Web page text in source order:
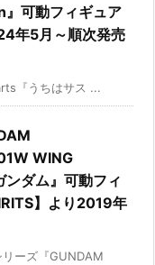
可動フィギュア
年5月～順次発売
『うちはサス ...
WING
ダム』可動フィ
】より2019年
ーズ『GUNDAM